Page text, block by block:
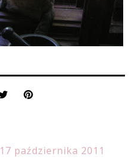
17 października 2011